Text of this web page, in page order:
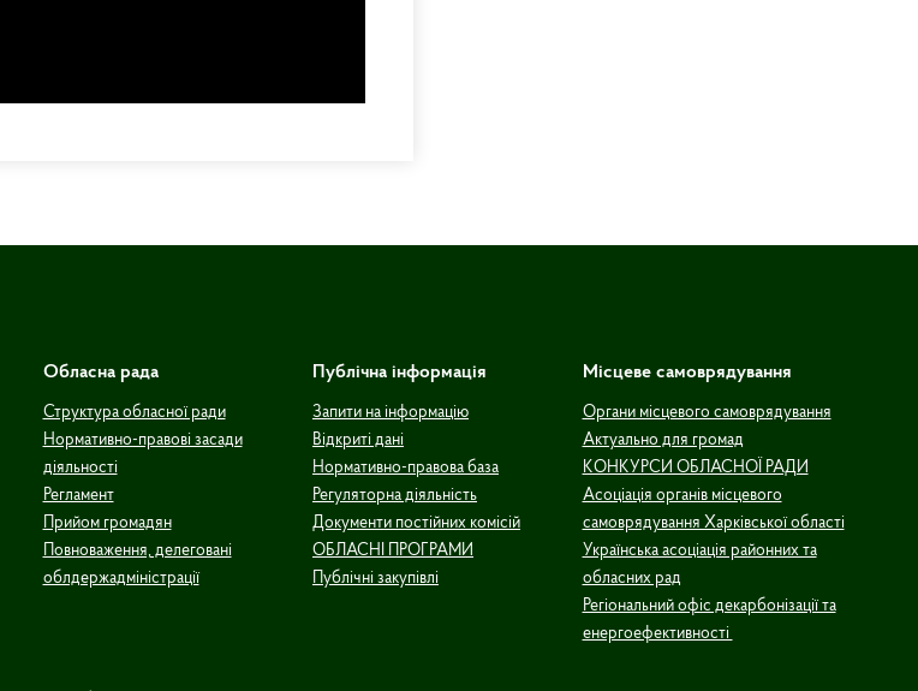
Обласна рада
Структура обласної ради
Нормативно-правові засади
діяльності
Регламент
Прийом громадян
Повноваження, делеговані
облдержадміністрації
Публічна інформація
Запити на інформацію
Відкриті дані
Нормативно-правова база
Регуляторна діяльність
Документи постійних комісій
ОБЛАСНІ ПРОГРАМИ
Публічні закупівлі
Місцеве самоврядування
Органи місцевого самоврядування
Актуально для громад
КОНКУРСИ ОБЛАСНОЇ РАДИ
Асоціація органів місцевого
самоврядування Харківської області
Українська асоціація районних та
обласних рад
Регіональний офіс декарбонізації та
енергоефективності